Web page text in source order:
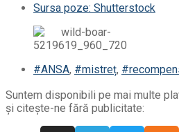
Sursa poze: Shutterstock
#ANSA, #mistreț,
Suntem disponibili pe mai multe
și citește-ne fără publicitate: